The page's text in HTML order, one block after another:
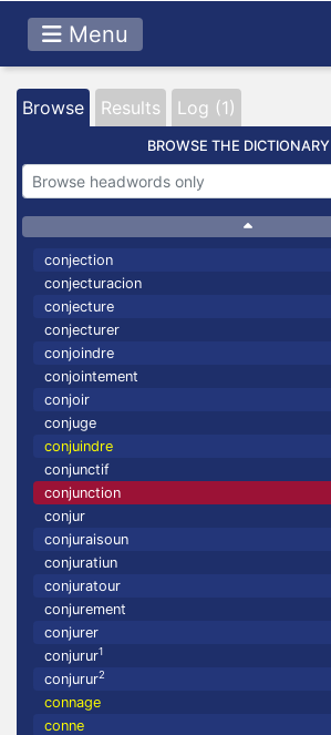
Menu
Browse Results Log (1)
BROWSE THE DICTIONARY
conjection
conjecturacion
conjecture
conjecturer
conjoindre
conjointement
conjoir
conjuge
conjuindre
conjunctif
conjunction
conjur
conjuraisoun
conjuratiun
conjuratour
conjurement
conjurer
conjurur1
conjurur2
connage
conne